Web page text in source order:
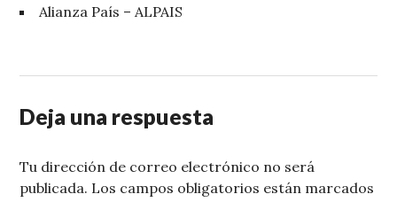
Alianza País – ALPAIS
Deja una respuesta
Tu dirección de correo electrónico no será
publicada. Los campos obligatorios están marcados